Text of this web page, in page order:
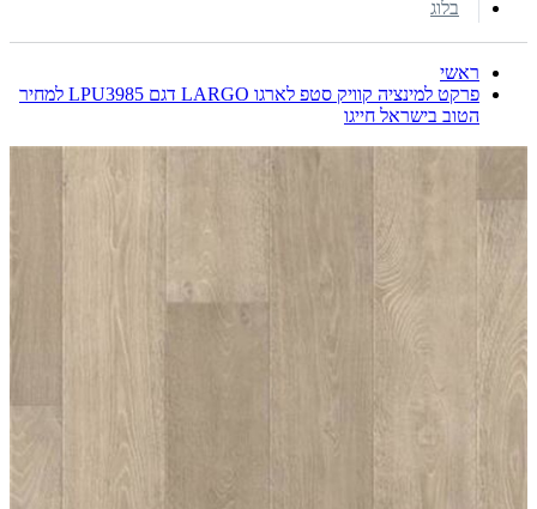
בלוג
ראשי
פרקט למינציה קוויק סטפ לארגו LARGO דגם LPU3985 למחיר
הטוב בישראל חייגו